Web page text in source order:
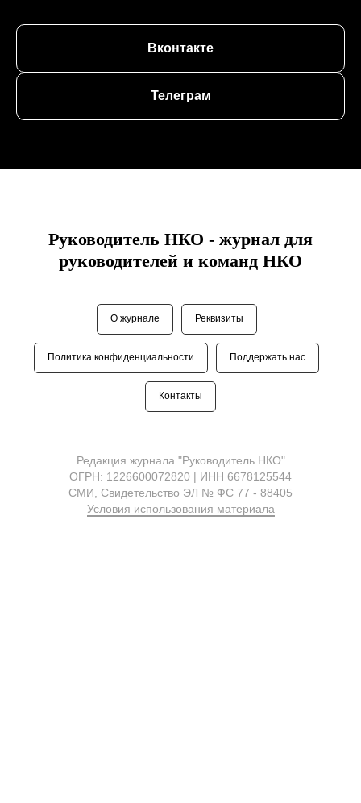
Вконтакте
Телеграм
Руководитель НКО - журнал для
руководителей и команд НКО
О журнале Реквизиты
Политика конфиденциальности Поддержать нас
Контакты
Редакция журнала "Руководитель НКО"
ОГРН: 1226600072820 | ИНН 6678125544
СМИ, Свидетельство ЭЛ № ФС 77 - 88405
Условия использования материала